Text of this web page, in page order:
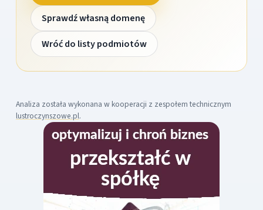
Sprawdź własną domenę
Wróć do listy podmiotów
Analiza została wykonana w kooperacji z zespołem technicznym
lustroczynszowe.pl.